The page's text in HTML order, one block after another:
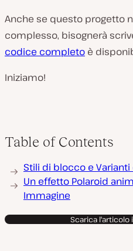
Anche se questo progetto
complesso, bisognerà
codice completo è
Iniziamo!
Table of Contents
Stili di blocco e
Un effetto Polaroid
Immagine
Scarica l'articolo